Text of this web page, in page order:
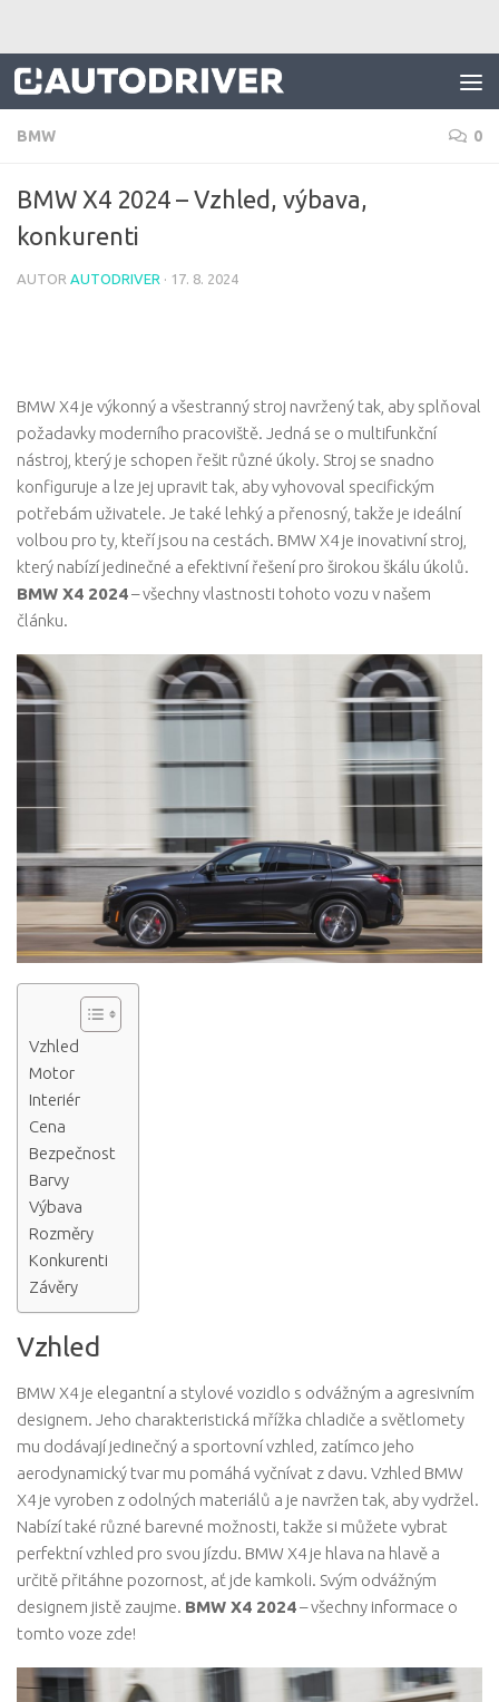
BMW 0
BMW X4 2024 – Vzhled, výbava,
konkurenti
AUTOR AUTODRIVER · 17. 8. 2024
BMW X4 je výkonný a všestranný stroj navržený tak, aby splňoval
požadavky moderního pracoviště. Jedná se o multifunkční
nástroj, který je schopen řešit různé úkoly. Stroj se snadno
konfiguruje a lze jej upravit tak, aby vyhovoval specifickým
potřebám uživatele. Je také lehký a přenosný, takže je ideální
volbou pro ty, kteří jsou na cestách. BMW X4 je inovativní stroj,
který nabízí jedinečné a efektivní řešení pro širokou škálu úkolů.
BMW X4 2024– všechny vlastnosti tohoto vozu v našem
článku.
Vzhled
Motor
Interiér
Cena
Bezpečnost
Barvy
Výbava
Rozměry
Konkurenti
Závěry
Vzhled
BMW X4 je elegantní a stylové vozidlo s odvážným a agresivním
designem. Jeho charakteristická mřížka chladiče a světlomety
mu dodávají jedinečný a sportovní vzhled, zatímco jeho
aerodynamický tvar mu pomáhá vyčnívat z davu. Vzhled BMW
X4 je vyroben z odolných materiálů a je navržen tak, aby vydržel.
Nabízí také různé barevné možnosti, takže si můžete vybrat
perfektní vzhled pro svou jízdu. BMW X4 je hlava na hlavě a
určitě přitáhne pozornost, ať jde kamkoli. Svým odvážným
designem jistě zaujme. BMW X4 2024– všechny informace o
tomto voze zde!